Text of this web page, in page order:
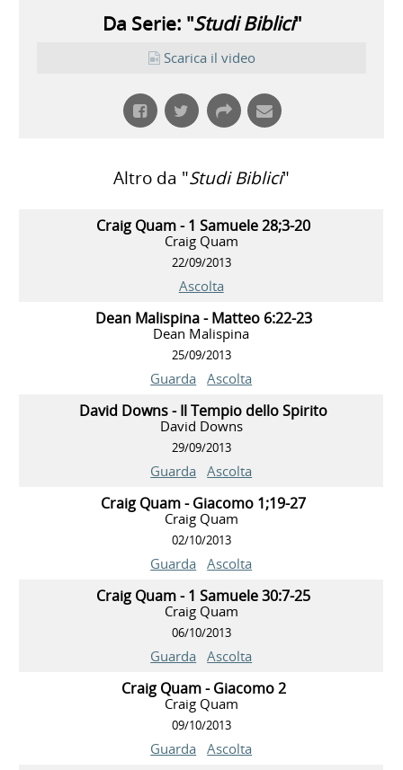
Da Serie: "Studi Biblici"
Scarica il video
Altro da "Studi Biblici"
Craig Quam - 1 Samuele 28;3-20
Craig Quam
22/09/2013
Ascolta
Dean Malispina - Matteo 6:22-23
Dean Malispina
25/09/2013
Guarda Ascolta
David Downs - Il Tempio dello Spirito
David Downs
29/09/2013
Guarda Ascolta
Craig Quam - Giacomo 1;19-27
Craig Quam
02/10/2013
Guarda Ascolta
Craig Quam - 1 Samuele 30:7-25
Craig Quam
06/10/2013
Guarda Ascolta
Craig Quam - Giacomo 2
Craig Quam
09/10/2013
Guarda Ascolta